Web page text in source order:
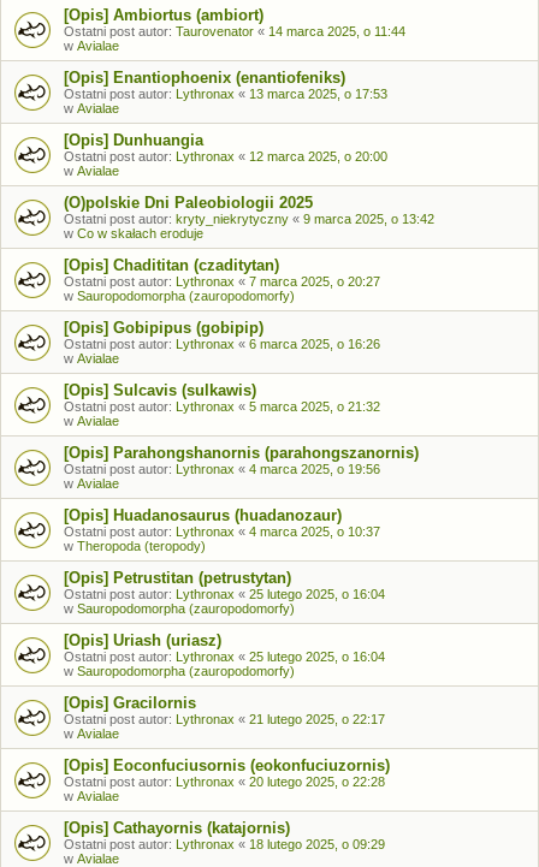
[Opis] Ambiortus (ambiort)
Ostatni post autor: Taurovenator « 14 marca 2025, o 11:44
w Avialae
[Opis] Enantiophoenix (enantiofeniks)
Ostatni post autor: Lythronax « 13 marca 2025, o 17:53
w Avialae
[Opis] Dunhuangia
Ostatni post autor: Lythronax « 12 marca 2025, o 20:00
w Avialae
(O)polskie Dni Paleobiologii 2025
Ostatni post autor: kryty_niekrytyczny « 9 marca 2025, o 13:42
w Co w skałach eroduje
[Opis] Chadititan (czaditytan)
Ostatni post autor: Lythronax « 7 marca 2025, o 20:27
w Sauropodomorpha (zauropodomorfy)
[Opis] Gobipipus (gobipip)
Ostatni post autor: Lythronax « 6 marca 2025, o 16:26
w Avialae
[Opis] Sulcavis (sulkawis)
Ostatni post autor: Lythronax « 5 marca 2025, o 21:32
w Avialae
[Opis] Parahongshanornis (parahongszanornis)
Ostatni post autor: Lythronax « 4 marca 2025, o 19:56
w Avialae
[Opis] Huadanosaurus (huadanozaur)
Ostatni post autor: Lythronax « 4 marca 2025, o 10:37
w Theropoda (teropody)
[Opis] Petrustitan (petrustytan)
Ostatni post autor: Lythronax « 25 lutego 2025, o 16:04
w Sauropodomorpha (zauropodomorfy)
[Opis] Uriash (uriasz)
Ostatni post autor: Lythronax « 25 lutego 2025, o 16:04
w Sauropodomorpha (zauropodomorfy)
[Opis] Gracilornis
Ostatni post autor: Lythronax « 21 lutego 2025, o 22:17
w Avialae
[Opis] Eoconfuciusornis (eokonfuciuzornis)
Ostatni post autor: Lythronax « 20 lutego 2025, o 22:28
w Avialae
[Opis] Cathayornis (katajornis)
Ostatni post autor: Lythronax « 18 lutego 2025, o 09:29
w Avialae